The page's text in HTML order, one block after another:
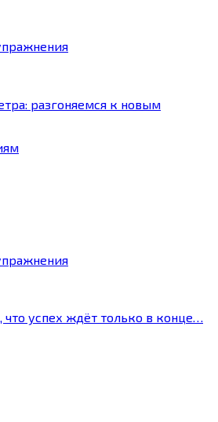
разгоняемся к новым
что успех ждёт только в конце…